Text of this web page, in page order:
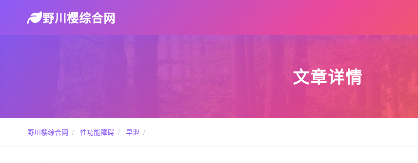
野川樱综合网
文章详情
野川樱综合网 / 性功能障碍 / 早泄 /